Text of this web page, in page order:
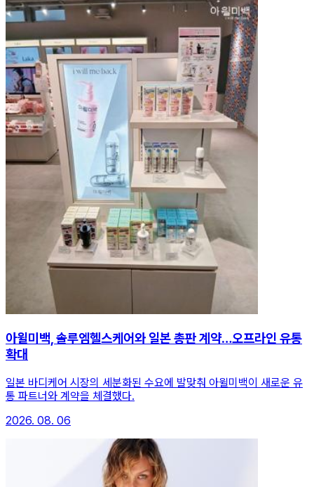
아윌미백, 솔루엠헬스케어와 일본 총판 계약…오프라인 유통
확대
일본 바디케어 시장의 세분화된 수요에 발맞춰 아윌미백이 새로운 유
통 파트너와 계약을 체결했다.
2026. 08. 06